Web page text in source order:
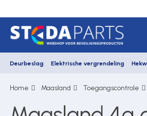
Deurbeslag Elektrische vergrendeling
Deurbeslag
Home Maasland Toegangscontrole